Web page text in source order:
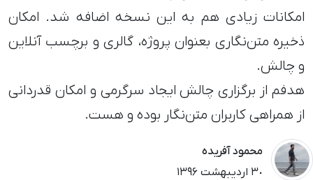
امکانات زیادی هم به این نسخه اضافه شد. امکان
ذخیره متن‌نگاری بعنوان پروژه، گالری و برچسب آنلاین
و چالش.
هدفم از برگزاری چالش ایجاد سرگرمی و امکان قدردانی
از همراهی کاربران متن‌نگار بوده و هست.
محمود آفریده
٣٠ اردیبهشت ١٣٩۶